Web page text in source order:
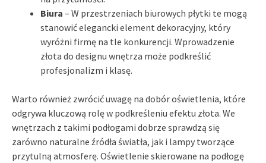
Biura – W przestrzeniach biurowych płytki te mogą
stanowić elegancki element dekoracyjny, który
wyróżni firmę na tle konkurencji. Wprowadzenie
złota do designu wnętrza może podkreślić
profesjonalizm i klasę.
Warto również zwrócić uwagę na dobór oświetlenia, które
odgrywa kluczową rolę w podkreśleniu efektu złota. We
wnętrzach z takimi podłogami dobrze sprawdzą się
zarówno naturalne źródła światła, jak i lampy tworzące
przytulną atmosferę. Oświetlenie skierowane na podłogę